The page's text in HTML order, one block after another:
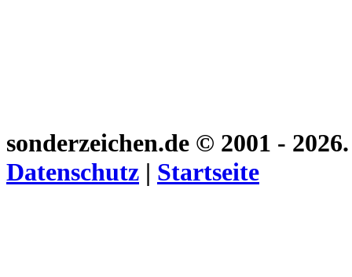
sonderzeichen.de © 2001 -
Datenschutz | Startseite